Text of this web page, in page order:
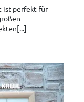
ist perfekt für